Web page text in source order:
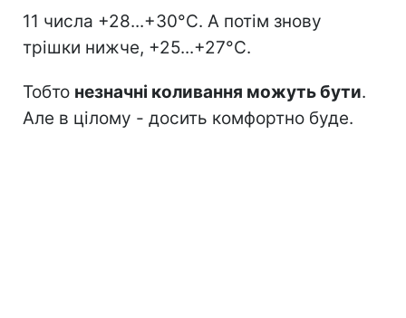
11 числа +28...+30°C. А потім знову
трішки нижче, +25...+27°C.
Тобто незначні коливання можуть бути.
Але в цілому - досить комфортно буде.